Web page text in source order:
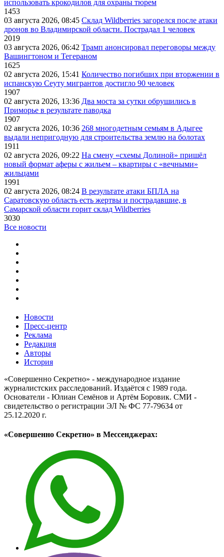
использовать крокодилов для охраны тюрем
1453
03 августа 2026, 08:45 Склад Wildberries загорелся после атаки
дронов во Владимирской области. Пострадал 1 человек
2019
03 августа 2026, 06:42 Трамп анонсировал переговоры между
Вашингтоном и Тегераном
1625
02 августа 2026, 15:41 Количество погибших при вторжении в
испанскую Сеуту мигрантов достигло 90 человек
1907
02 августа 2026, 13:36 Два моста за сутки обрушились в
Приморье в результате паводка
1907
02 августа 2026, 10:36 268 многодетным семьям в Адыгее
выдали непригодную для строительства землю на болотах
1911
02 августа 2026, 09:22 На смену «схемы Долиной» пришёл
новый формат аферы с жильем – квартиры с «вечными»
жильцами
1991
02 августа 2026, 08:24 В результате атаки БПЛА на
Саратовскую область есть жертвы и пострадавшие, в
Самарской области горит склад Wildberries
3030
Все новости
Новости
Пресс-центр
Реклама
Редакция
Авторы
История
«Совершенно Секретно» - международное издание
журналистских расследований. Издаётся с 1989 года.
Основатели - Юлиан Семёнов и Артём Боровик. CМИ -
свидетельство о регистрации ЭЛ № ФС 77-79634 от
25.12.2020 г.
«Совершенно Секретно» в Мессенджерах: